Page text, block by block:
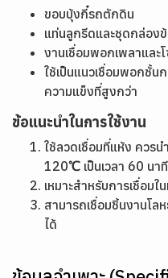
ขอบบุ้งกี๋รถตักดิน
แท่นลูกรีดและชุดกล่อง
งานเชื่อมพอกเพลาและ
ใช้เป็นแนวเชื่อมพอกชั้น
ความแข็งที่สูงกว่า
ข้อแนะนำในการใช้งาน
ใช้ลวดเชื่อมที่แห้ง ควร
120℃ เป็นเวลา 60 นา
เหมาะสำหรับการเชื่อม
สามารถเชื่อมชิ้นงานโล
ได้